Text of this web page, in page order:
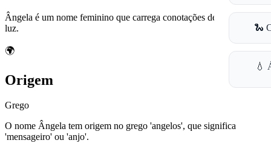
🐍
💧
Ângela é um nome feminino que carrega conotações de pureza e
luz.
🌍
Origem
Grego
O nome Ângela tem origem no grego 'angelos', que significa
'mensageiro' ou 'anjo'.